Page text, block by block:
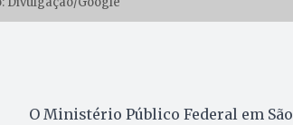
O Ministério Público Federal em São